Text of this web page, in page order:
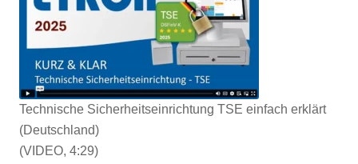
Technische Sicherheitseinrichtung TSE einfach erklärt
(Deutschland)
(VIDEO, 4:29)